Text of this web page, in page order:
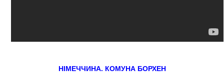
НІМЕЧЧИНА. КОМУНА БОРХЕН